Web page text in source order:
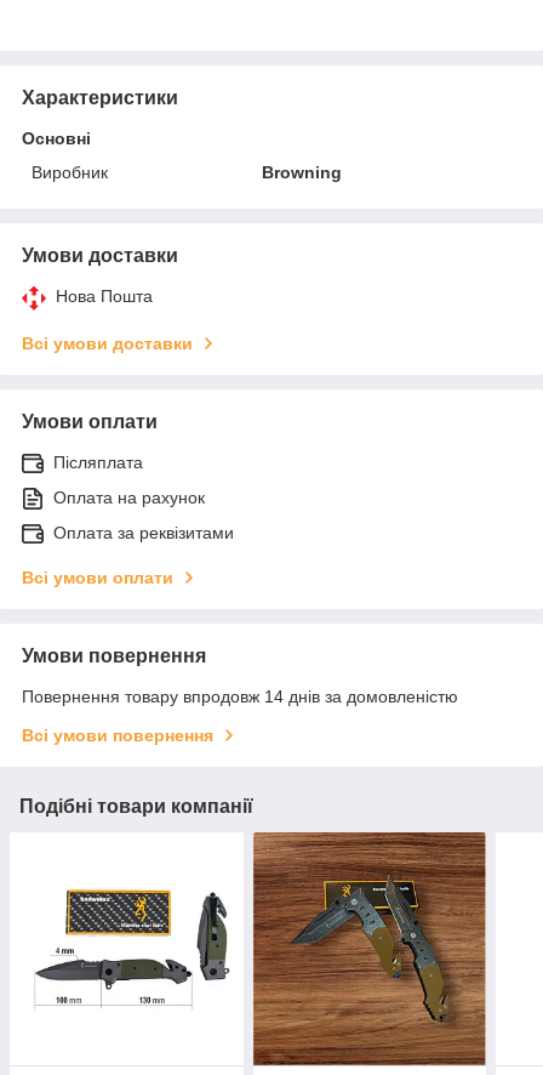
Характеристики
Основні
Виробник
Browning
Умови доставки
Нова Пошта
Всі умови доставки
Умови оплати
Післяплата
Оплата на рахунок
Оплата за реквізитами
Всі умови оплати
Умови повернення
Повернення товару впродовж 14 днів за домовленістю
Всі умови повернення
Подібні товари компанії